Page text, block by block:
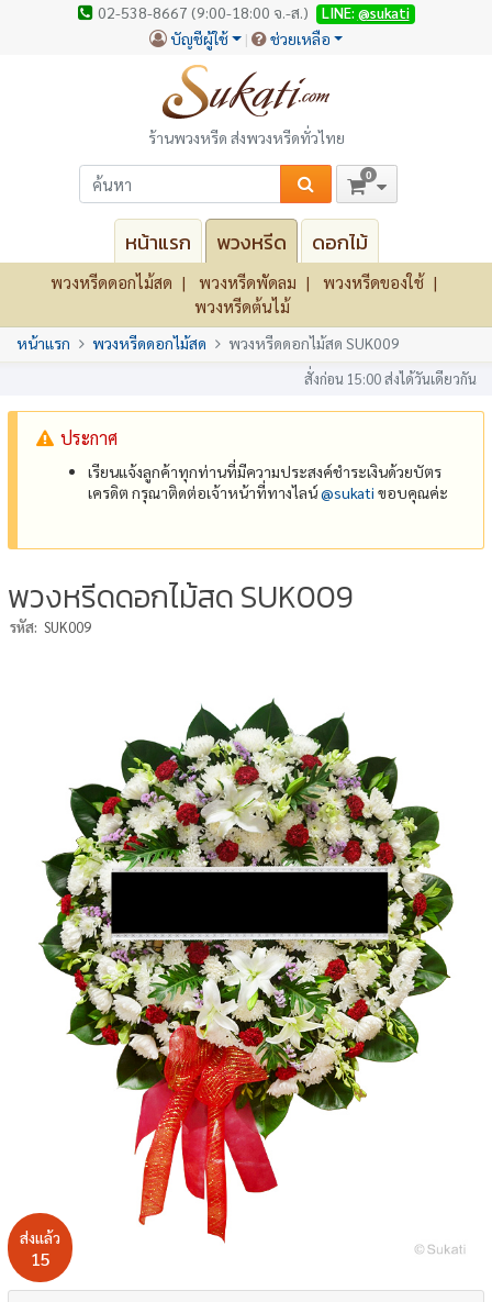
02-538-8667 (9:00-18:00 จ.-ส.) LINE: @sukati
บัญชีผู้ใช้ ช่วยเหลือ
ร้านพวงหรีด ส่งพวงหรีดทั่วไทย
0
หน้าแรก พวงหรีด ดอกไม้
พวงหรีดดอกไม้สด พวงหรีดพัดลม
พวงหรีดของใช้
พวงหรีดต้นไม้
หน้าแรก พวงหรีดดอกไม้สด พวงหรีดดอกไม้สด SUK009
สั่งก่อน 15:00 ส่งได้วันเดียวกัน
ประกาศ
เรียนแจ้งลูกค้าทุกท่านที่มีความประสงค์ชำระเงินด้วยบัตร
เครดิต กรุณาติดต่อเจ้าหน้าที่ทางไลน์@‌sukati ขอบคุณค่ะ
พวงหรีดดอกไม้สด SUK009
รหัส: SUK009
ส่งแล้ว
15